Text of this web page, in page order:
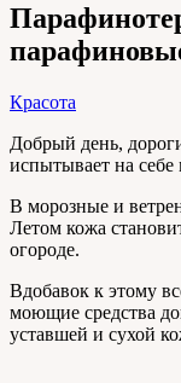
Красота
Добрый день,
испытывает на
В морозные и
Летом кожа
огороде.
Вдобавок к этому
моющие средства
уставшей и сухой